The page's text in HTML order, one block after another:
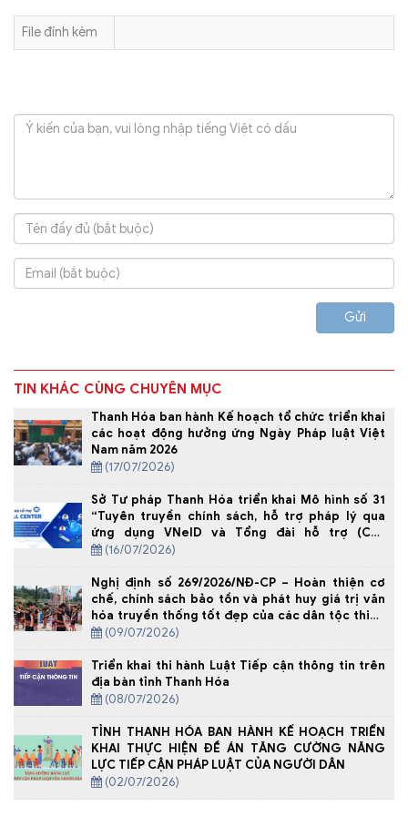
File đính kèm
Gửi
TIN KHÁC CÙNG CHUYÊN MỤC
Thanh Hóa ban hành Kế hoạch tổ chức triển khai
các hoạt động hưởng ứng Ngày Pháp luật Việt
Nam năm 2026
(17/07/2026)
Sở Tư pháp Thanh Hóa triển khai Mô hình số 31
“Tuyên truyền chính sách, hỗ trợ pháp lý qua
ứng dụng VNeID và Tổng đài hỗ trợ (Call
Center)”
(16/07/2026)
Nghị định số 269/2026/NĐ-CP – Hoàn thiện cơ
chế, chính sách bảo tồn và phát huy giá trị văn
hóa truyền thống tốt đẹp của các dân tộc thiểu
số gắn với phát triển bền vững
(09/07/2026)
Triển khai thi hành Luật Tiếp cận thông tin trên
địa bàn tỉnh Thanh Hóa
(08/07/2026)
TỈNH THANH HÓA BAN HÀNH KẾ HOẠCH TRIỂN
KHAI THỰC HIỆN ĐỀ ÁN TĂNG CƯỜNG NĂNG
LỰC TIẾP CẬN PHÁP LUẬT CỦA NGƯỜI DÂN
(02/07/2026)